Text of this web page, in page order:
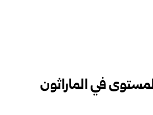
في الماراثون